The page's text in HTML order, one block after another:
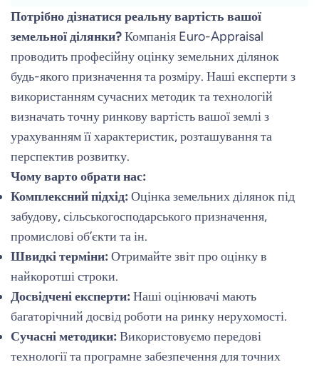
Потрібно дізнатися реальну вартість вашої
земельної ділянки?Компанія Euro-Appraisal
проводить професійну оцінку земельних ділянок
будь-якого призначення та розміру. Наші експерти з
використанням сучасних методик та технологій
визначать точну ринкову вартість вашої землі з
урахуванням її характеристик, розташування та
перспектив розвитку.
Чому варто обрати нас:
Комплексний підхід: Оцінка земельних ділянок під
забудову, сільськогосподарського призначення,
промислові об’єкти та ін.
Швидкі терміни: Отримайте звіт про оцінку в
найкоротші строки.
Досвідчені експерти: Наші оцінювачі мають
багаторічний досвід роботи на ринку нерухомості.
Сучасні методики: Використовуємо передові
технології та програмне забезпечення для точних